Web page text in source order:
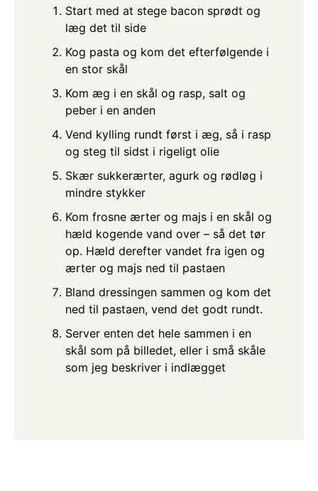
Start med at stege bacon sprødt og
læg det til side
Kog pasta og kom det efterfølgende i
en stor skål
Kom æg i en skål og rasp, salt og
peber i en anden
Vend kylling rundt først i æg, så i rasp
og steg til sidst i rigeligt olie
Skær sukkerærter, agurk og rødløg i
mindre stykker
Kom frosne ærter og majs i en skål og
hæld kogende vand over – så det tør
op. Hæld derefter vandet fra igen og
ærter og majs ned til pastaen
Bland dressingen sammen og kom det
ned til pastaen, vend det godt rundt.
Server enten det hele sammen i en
skål som på billedet, eller i små skåle
som jeg beskriver i indlægget